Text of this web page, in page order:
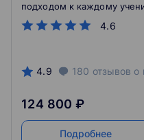
4.6
подходом к каждому
4.9 180 отзывов о
124 800 ₽
Подробнее